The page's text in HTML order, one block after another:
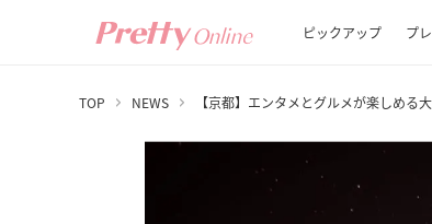
ピックアップ プ
TOP NEWS 【京都】エンタメとグルメが楽しめる